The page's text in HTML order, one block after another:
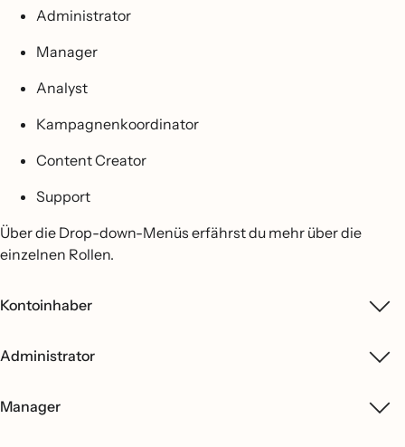
Administrator
Manager
Analyst
Kampagnenkoordinator
Content Creator
Support
Über die Drop-down-Menüs erfährst du mehr über die
einzelnen Rollen.
Kontoinhaber
Administrator
Manager